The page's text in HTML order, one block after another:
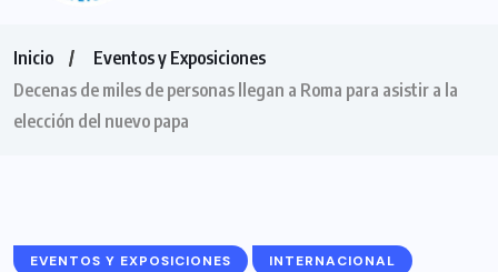
Inicio
Eventos y Exposiciones
Decenas de miles de personas llegan a Roma para asistir a la
elección del nuevo papa
EVENTOS Y EXPOSICIONES INTERNACIONAL